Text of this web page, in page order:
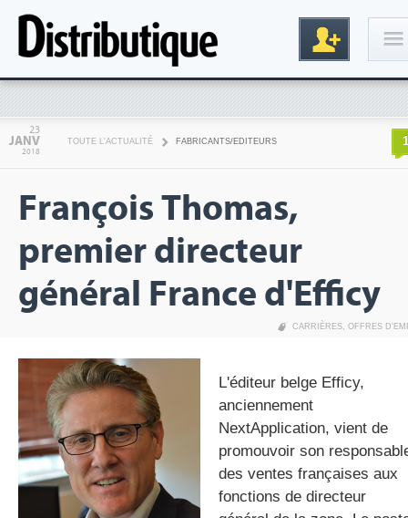
Inscription
gratuite
23
JANV
2018
TOUTE L'ACTUALITÉ FABRICANTS/EDITEURS 1
François Thomas,
premier directeur
général France d'Efficy
CARRIÈRES, OFFRES
L'éditeur belge Efficy,
anciennement
NextApplication, vient de
promouvoir son
des ventes françaises aux
fonctions de directeur